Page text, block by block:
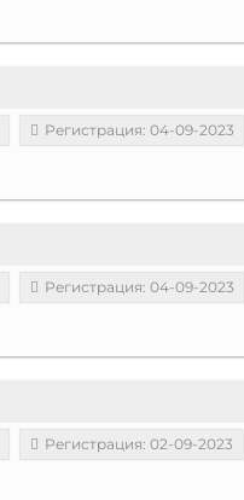
Регистрация: 04-09-2023
Регистрация: 04-09-2023
Регистрация: 02-09-2023